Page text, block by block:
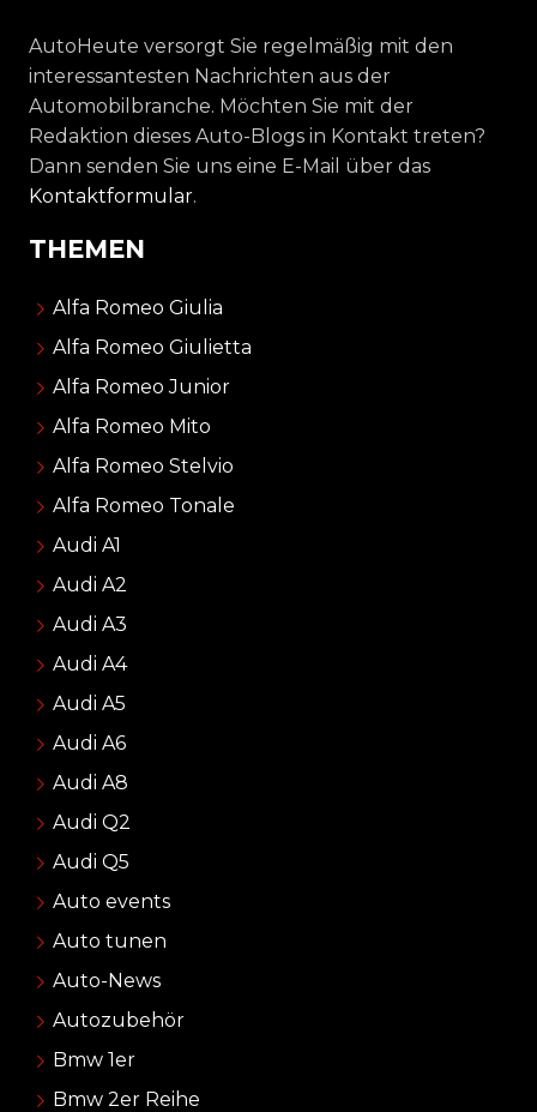
AutoHeute versorgt Sie regelmäßig mit den
interessantesten Nachrichten aus der
Automobilbranche. Möchten Sie mit der
Redaktion dieses Auto-Blogs in Kontakt treten?
Dann senden Sie uns eine E-Mail über das
Kontaktformular.
THEMEN
Alfa Romeo Giulia
Alfa Romeo Giulietta
Alfa Romeo Junior
Alfa Romeo Mito
Alfa Romeo Stelvio
Alfa Romeo Tonale
Audi A1
Audi A2
Audi A3
Audi A4
Audi A5
Audi A6
Audi A8
Audi Q2
Audi Q5
Auto events
Auto tunen
Auto-News
Autozubehör
Bmw 1er
Bmw 2er Reihe